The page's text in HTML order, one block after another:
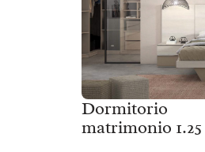
Dormitorio
matrimonio 1.25